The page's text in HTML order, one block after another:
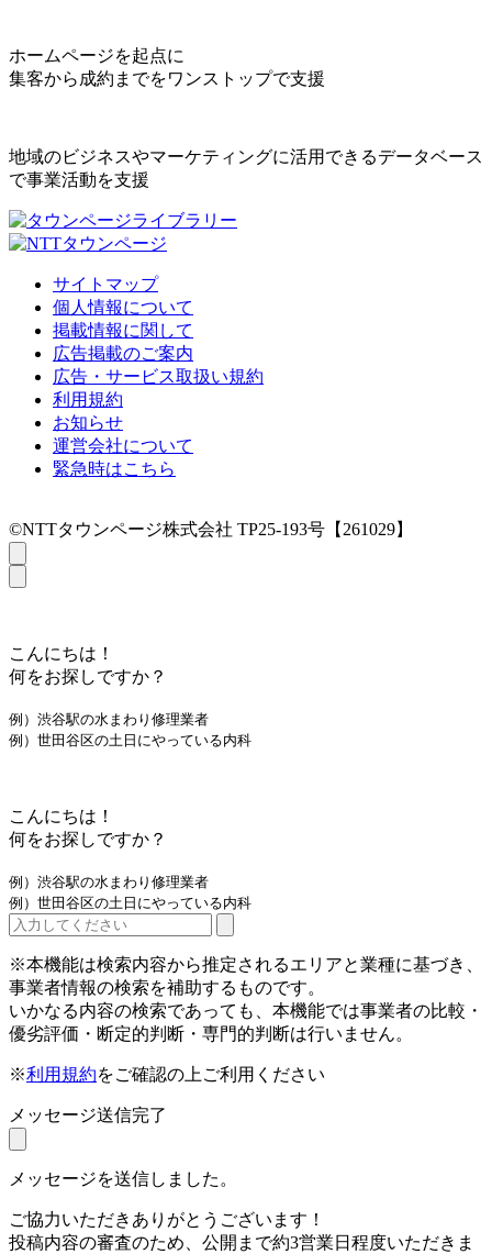
ホームページを起点に
集客から成約までをワンストップで支援
地域のビジネスやマーケティングに活用できるデータベース
で事業活動を支援
サイトマップ
個人情報について
掲載情報に関して
広告掲載のご案内
広告・サービス取扱い規約
利用規約
お知らせ
運営会社について
緊急時はこちら
©NTTタウンページ株式会社 TP25-193号【261029】
こんにちは！
何をお探しですか？
例）渋谷駅の水まわり修理業者
例）世田谷区の土日にやっている内科
こんにちは！
何をお探しですか？
例）渋谷駅の水まわり修理業者
例）世田谷区の土日にやっている内科
※本機能は検索内容から推定されるエリアと業種に基づき、
事業者情報の検索を補助するものです。
いかなる内容の検索であっても、本機能では事業者の比較・
優劣評価・断定的判断・専門的判断は行いません。
※利用規約をご確認の上ご利用ください
メッセージ送信完了
メッセージを送信しました。
ご協力いただきありがとうございます！
投稿内容の審査のため、公開まで約3営業日程度いただきま